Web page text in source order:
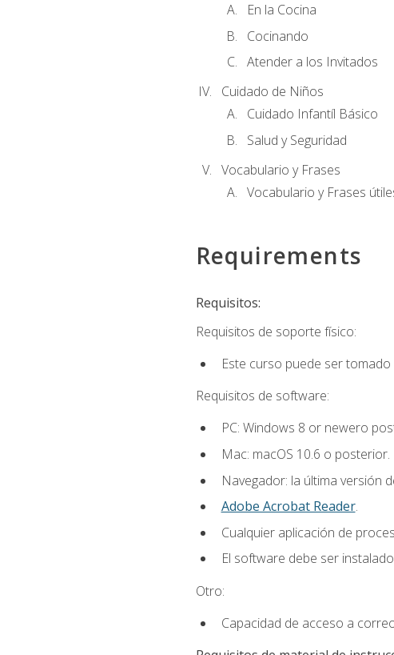
En la Cocina
Cocinando
Atender a los Invitados
Cuidado de Niños
Cuidado Infantíl Básico
Salud y Seguridad
Vocabulario y Frases
Vocabulario y Frases
Requirements
Requisitos:
Requisitos de soporte físico:
Este curso puede ser
Requisitos de software:
PC: Windows 8 or newero
Mac: macOS 10.6 o posterior.
Navegador: la última versión
Adobe Acrobat Reader.
Cualquier aplicación de
El software debe ser
Otro:
Capacidad de acceso a